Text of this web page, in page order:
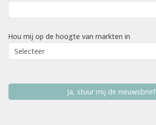
Hou mij op de hoogte van markten in
Ja, stuur mij de nieuwsbrief